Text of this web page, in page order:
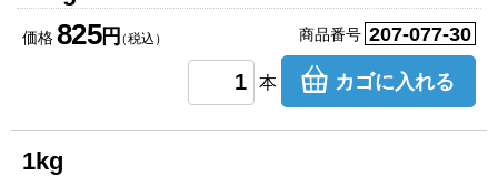
価格825円（税込） 商品番号 207-077-30
本 カゴに入れる
1kg